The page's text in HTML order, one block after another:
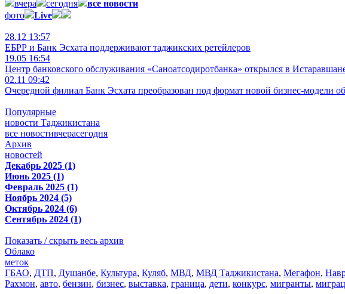
вчера
сегодня
все новости
фото
Live
28.12 13:57
ЕБРР и Банк Эсхата поддерживают таджикских ретейлеров
19.05 16:54
Центр банковского обслуживания «Саноатсодиротбанка» открылся в
02.11 09:42
Очередной филиал Банк Эсхата преобразован под формат новой бизнес-модели
Популярные
новости Таджикистана
все новостивчерасегодня
Архив
новостей
Декабрь 2025 (1)
Июнь 2025 (1)
Февраль 2025 (1)
Ноябрь 2024 (5)
Октябрь 2024 (6)
Сентябрь 2024 (1)
Показать / скрыть весь архив
Облако
меток
ГБАО, ДТП, Душанбе, Культура, Куляб, МВД, МВД Таджикистана, Мегафон,
Рахмон, авто, бензин, бизнес, выставка, граница, дети, конкурс, мигранты,